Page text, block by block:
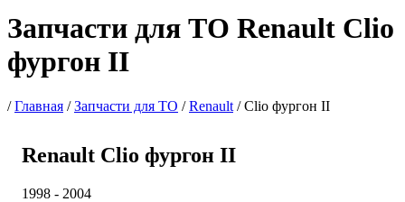
Запчасти для ТО Renault Clio
фургон II
/Главная /Запчасти для ТО /Renault /Clio фургон II
Renault Clio фургон II
1998 - 2004